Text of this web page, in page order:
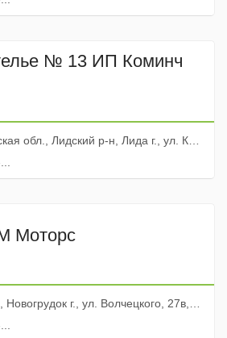
№ 13 ИП Коминч
Лидский р-н, Лида г., ул. Красноармейская, 106
Моторс
г., ул. Волчецкого, 27в, оф. 1